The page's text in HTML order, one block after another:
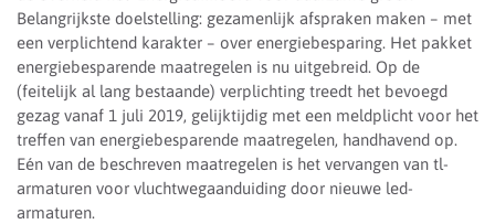
Belangrijkste doelstelling: gezamenlijk afspraken maken – met
een verplichtend karakter – over energiebesparing. Het pakket
energiebesparende maatregelen is nu uitgebreid. Op de
(feitelijk al lang bestaande) verplichting treedt het bevoegd
gezag vanaf 1 juli 2019, gelijktijdig met een meldplicht voor het
treffen van energiebesparende maatregelen, handhavend op.
Eén van de beschreven maatregelen is het vervangen van tl-
armaturen voor vluchtwegaanduiding door nieuwe led-
armaturen.